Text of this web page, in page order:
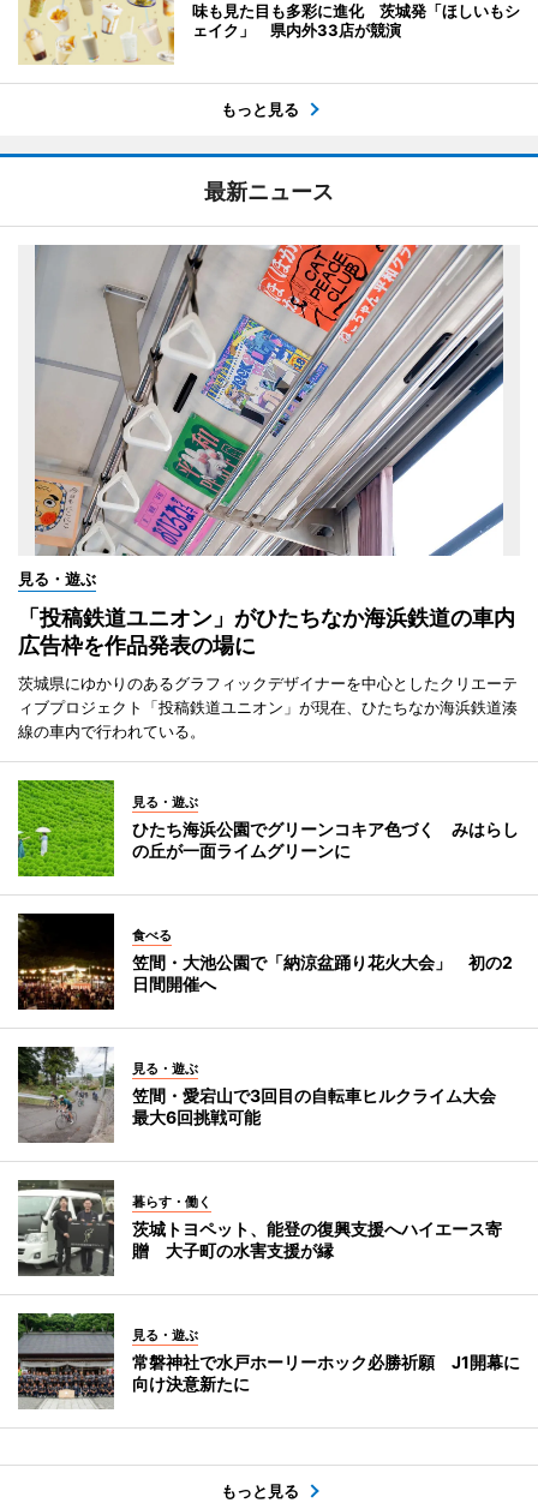
味も見た目も多彩に進化 茨城発「ほしいもシ
ェイク」 県内外33店が競演
もっと見る
最新ニュース
見る・遊ぶ
「投稿鉄道ユニオン」がひたちなか海浜鉄道の車内
広告枠を作品発表の場に
茨城県にゆかりのあるグラフィックデザイナーを中心としたクリエーテ
ィブプロジェクト「投稿鉄道ユニオン」が現在、ひたちなか海浜鉄道湊
線の車内で行われている。
見る・遊ぶ
ひたち海浜公園でグリーンコキア色づく みはらし
の丘が一面ライムグリーンに
食べる
笠間・大池公園で「納涼盆踊り花火大会」 初の2
日間開催へ
見る・遊ぶ
笠間・愛宕山で3回目の自転車ヒルクライム大会
最大6回挑戦可能
暮らす・働く
茨城トヨペット、能登の復興支援へハイエース寄
贈 大子町の水害支援が縁
見る・遊ぶ
常磐神社で水戸ホーリーホック必勝祈願 J1開幕に
向け決意新たに
もっと見る